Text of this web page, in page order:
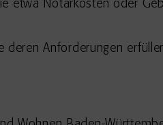
etwa Notarkosten oder
deren Anforderungen